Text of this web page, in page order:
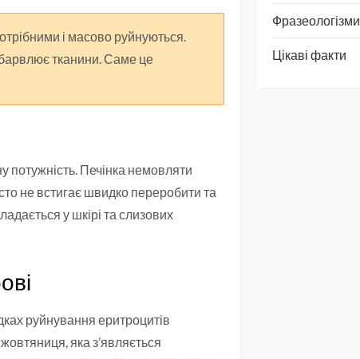
і масово руйнуються.
тканини. Саме це
потужність. Печінка немовляти
не встигає швидко переробити та
у шкірі та слизових
руйнування еритроцитів
яка з’являється
Фразеологізми
Цікаві факти